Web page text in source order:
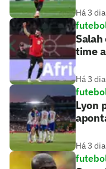
Há 3
time
Há 3
Lyon
Há 3